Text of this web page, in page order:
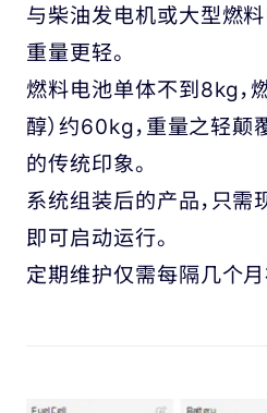
与柴油发电机或大型燃料
重量更轻。
燃料电池单体不到8kg，
醇）约60kg，重量之轻
的传统印象。
系统组装后的产品，只
即可启动运行。
定期维护仅需每隔几个月